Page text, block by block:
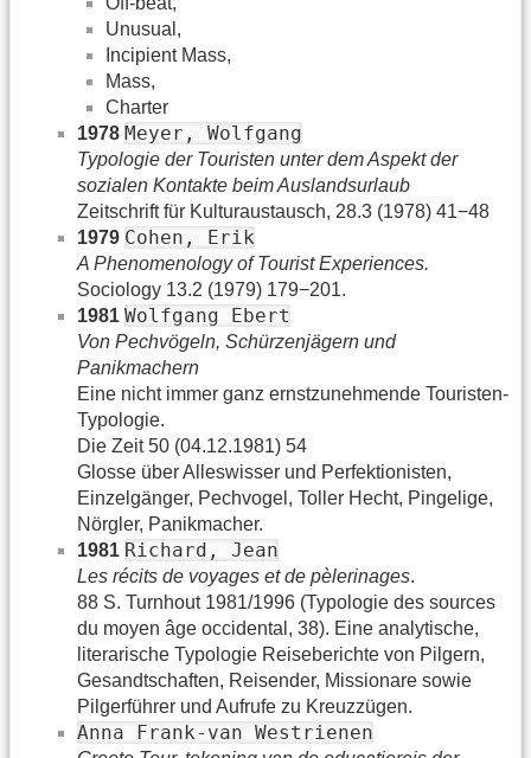
Unusual,
Incipient Mass,
Mass,
Charter
1978 Meyer, Wolfgang
Typologie der Touristen unter dem Aspekt der
sozialen Kontakte beim Auslandsurlaub
Zeitschrift für Kulturaustausch, 28.3 (1978) 41−48
1979 Cohen, Erik
A Phenomenology of Tourist Experiences.
Sociology 13.2 (1979) 179−201.
1981 Wolfgang Ebert
Von Pechvögeln, Schürzenjägern und
Panikmachern
Eine nicht immer ganz ernstzunehmende Touristen-
Typologie.
Die Zeit 50 (04.12.1981) 54
Glosse über Alleswisser und Perfektionisten,
Einzelgänger, Pechvogel, Toller Hecht, Pingelige,
Nörgler, Panikmacher.
1981 Richard, Jean
Les récits de voyages et de pèlerinages.
88 S. Turnhout 1981/1996 (Typologie des sources
du moyen âge occidental, 38). Eine analytische,
literarische Typologie Reiseberichte von Pilgern,
Gesandtschaften, Reisender, Missionare sowie
Pilgerführer und Aufrufe zu Kreuzzügen.
Anna Frank-van Westrienen